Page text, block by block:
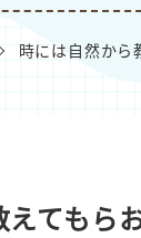
時には自然から
てもら